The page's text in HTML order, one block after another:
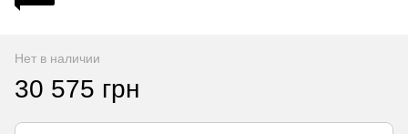
Нет в наличии
30 575 грн